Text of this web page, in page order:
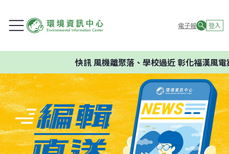
電子報 登入
快訊風機離聚落、學校過近 彰化福漢風電